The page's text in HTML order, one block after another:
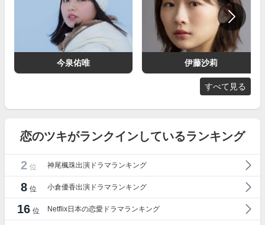
今泉佑唯 伊藤沙莉
すべて見る
恋のツキがランクインしているランキング
2 位 神尾楓珠出演ドラマランキング
8 位 小倉優香出演ドラマランキング
16 位 Netflix日本の恋愛ドラマランキング